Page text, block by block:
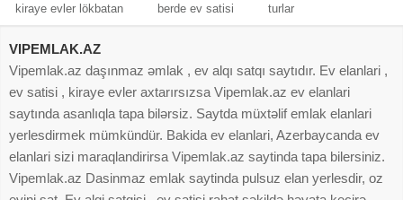
kiraye evler lökbatan berde ev satisi turlar
VIPEMLAK.AZ
Vipemlak.az daşınmaz əmlak , ev alqı satqı saytıdır. Ev elanlari ,
ev satisi , kiraye evler axtarırsızsa Vipemlak.az ev elanlari
saytında asanlıqla tapa bilərsiz. Saytda müxtəlif emlak elanlari
yerlesdirmek mümkündür. Bakida ev elanlari, Azerbaycanda ev
elanlari sizi maraqlandirirsa Vipemlak.az saytinda tapa bilersiniz.
Vipemlak.az Dasinmaz emlak saytinda pulsuz elan yerlesdir, oz